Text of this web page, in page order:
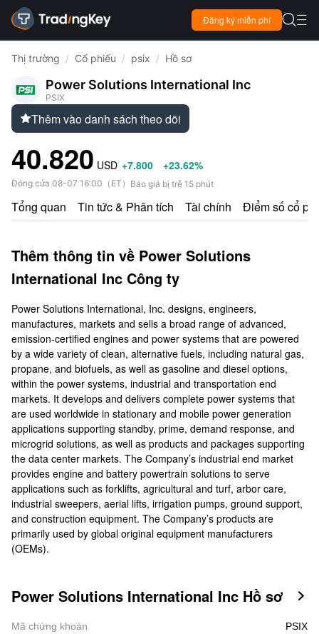
Đăng ký miễn phí  
Thị trường / Cổ phiếu / psix / Hồ sơ
Power Solutions International Inc
PSIX
Thêm vào danh sách theo dõi
40.820 USD +7.800 +23.62%
Đóng cửa 08-07 16:00 （ ET ） Báo giá bị trễ 15 phút
Tổng quan Tin tức & Phân tích Tài chính Điểm số cổ
Thêm thông tin về Power Solutions
International Inc Công ty
Power Solutions International, Inc. designs, engineers,
manufactures, markets and sells a broad range of advanced,
emission-certified engines and power systems that are powered
by a wide variety of clean, alternative fuels, including natural gas,
propane, and biofuels, as well as gasoline and diesel options,
within the power systems, industrial and transportation end
markets. It develops and delivers complete power systems that
are used worldwide in stationary and mobile power generation
applications supporting standby, prime, demand response, and
microgrid solutions, as well as products and packages supporting
the data center markets. The Company’s industrial end market
provides engine and battery powertrain solutions to serve
applications such as forklifts, agricultural and turf, arbor care,
industrial sweepers, aerial lifts, irrigation pumps, ground support,
and construction equipment. The Company’s products are
primarily used by global original equipment manufacturers
(OEMs).
Power Solutions International Inc Hồ sơ 
Mã chứng khoán
PSIX